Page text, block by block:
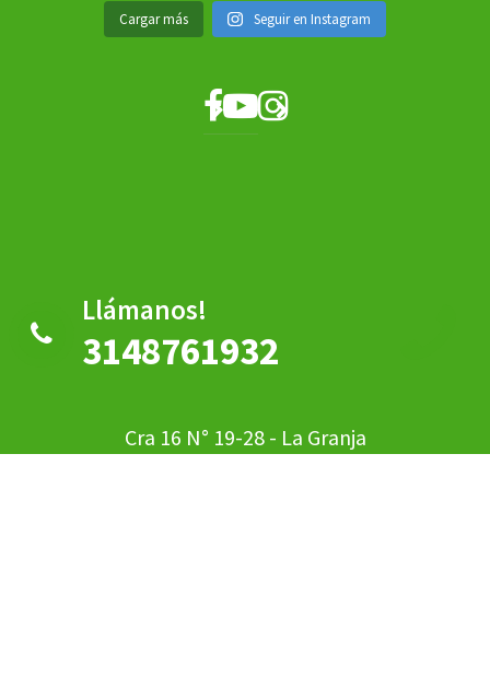
Cargar más Seguir en Instagram
Llámanos!
3148761932
Cra 16 N° 19-28 - La Granja